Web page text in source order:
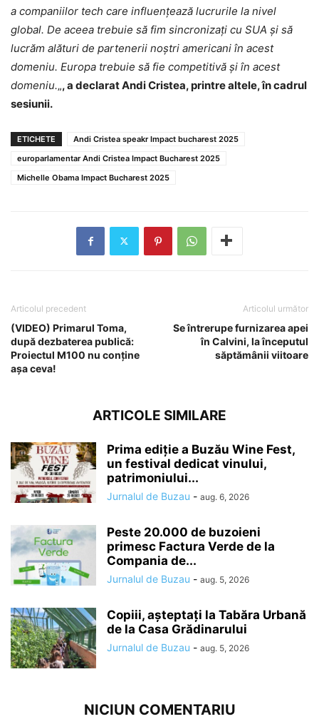
a companiilor tech care influențează lucrurile la nivel
global. De aceea trebuie să fim sincronizați cu SUA și să
lucrăm alături de partenerii noștri americani în acest
domeniu. Europa trebuie să fie competitivă și în acest
domeniu.„, a declarat Andi Cristea, printre altele, în cadrul
sesiunii.
ETICHETE
Andi Cristea speakr Impact bucharest 2025
europarlamentar Andi Cristea Impact Bucharest 2025
Michelle Obama Impact Bucharest 2025
Articolul precedent
(VIDEO) Primarul Toma,
după dezbaterea publică:
Proiectul M100 nu conține
așa ceva!
Articolul următor
Se întrerupe furnizarea apei
în Calvini, la începutul
săptămânii viitoare
ARTICOLE SIMILARE
Prima ediție a Buzău Wine Fest,
un festival dedicat vinului,
patrimoniului...
Jurnalul de Buzau - aug. 6, 2026
Peste 20.000 de buzoieni
primesc Factura Verde de la
Compania de...
Jurnalul de Buzau - aug. 5, 2026
Copiii, așteptați la Tabăra Urbană
de la Casa Grădinarului
Jurnalul de Buzau - aug. 5, 2026
NICIUN COMENTARIU